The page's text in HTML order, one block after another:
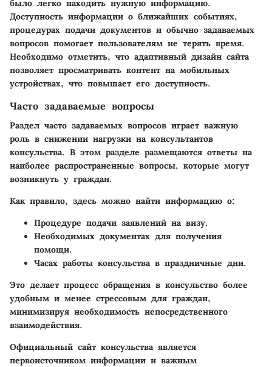
было легко находить нужную информацию.
Доступность информации о ближайших событиях,
процедурах подачи документов и обычно задаваемых
вопросов помогaет пользователям не терять время.
Необходимо отметить, что адаптивный дизайн сайта
позволяет просматривать контент на мобильных
устройствах, что повышает его доступность.
Часто задаваемые вопросы
Раздел часто задаваемых вопросов играет важную
роль в снижении нагрузки на консультантов
консульства. В этом разделе размещаются ответы на
наиболее распространенные вопросы, которые могут
возникнуть у граждан.
Как правило, здесь можно найти информацию о:
Процедуре подачи заявлений на визу.
Необходимых документах для получения
помощи.
Часах работы консульства в праздничные дни.
Это делает процесс обращения в консульство более
удобным и менее стрессовым для граждан,
минимизируя необходимость непосредственного
взаимодействия.
Официальный сайт консульства является
первоисточником информации и важным